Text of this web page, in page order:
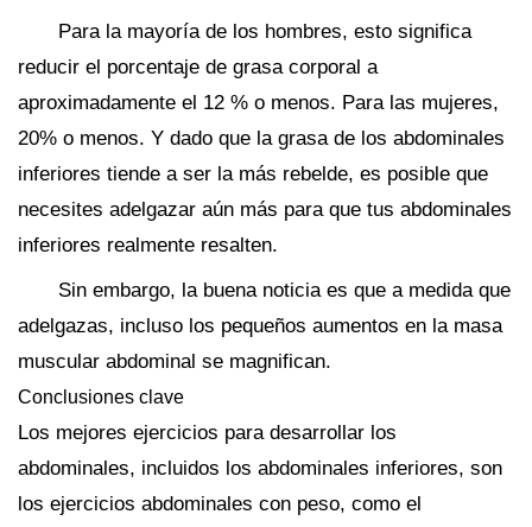
Para la mayoría de los hombres, esto significa
reducir el porcentaje de grasa corporal a
aproximadamente el 12 % o menos. Para las mujeres,
20% o menos. Y dado que la grasa de los abdominales
inferiores tiende a ser la más rebelde, es posible que
necesites adelgazar aún más para que tus abdominales
inferiores realmente resalten.
Sin embargo, la buena noticia es que a medida que
adelgazas, incluso los pequeños aumentos en la masa
muscular abdominal se magnifican.
Conclusiones clave
Los mejores ejercicios para desarrollar los
abdominales, incluidos los abdominales inferiores, son
los ejercicios abdominales con peso, como el